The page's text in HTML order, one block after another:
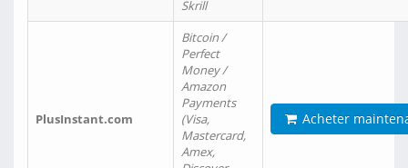
Skrill
PlusInstant.com
Bitcoin /
Perfect
Money /
Amazon
Payments
(Visa,
Mastercard,
Amex,
Acheter